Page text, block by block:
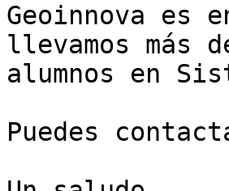
Geoinnova es
llevamos más
alumnos en
Puedes